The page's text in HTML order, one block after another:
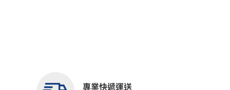
專業快遞運送